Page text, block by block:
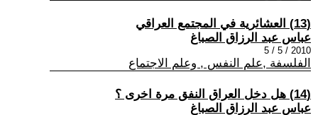
(13) العشائرية في المجتمع العراقي
عباس عبد الرزاق الصباغ
2010 / 5 / 5
الفلسفة ,علم النفس , وعلم الاجتماع
(14) هل دخل العراق النفق مرة اخرى ؟
عباس عبد الرزاق الصباغ